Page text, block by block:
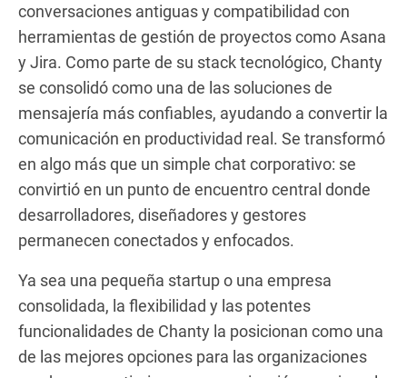
conversaciones antiguas y compatibilidad con
herramientas de gestión de proyectos como Asana
y Jira. Como parte de su stack tecnológico, Chanty
se consolidó como una de las soluciones de
mensajería más confiables, ayudando a convertir la
comunicación en productividad real. Se transformó
en algo más que un simple chat corporativo: se
convirtió en un punto de encuentro central donde
desarrolladores, diseñadores y gestores
permanecen conectados y enfocados.
Ya sea una pequeña startup o una empresa
consolidada, la flexibilidad y las potentes
funcionalidades de Chanty la posicionan como una
de las mejores opciones para las organizaciones